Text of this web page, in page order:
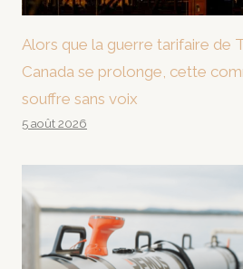
Alors que la guerre tarifaire de
Canada se prolonge, cette
souffre sans voix
5 août 2026